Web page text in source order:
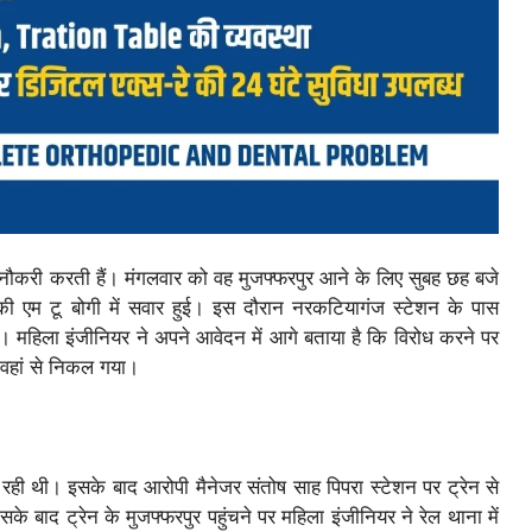
करती हैं। मंगलवार को वह मुजफ्फरपुर आने के लिए सुबह छह बजे
एम टू बोगी में सवार हुई। इस दौरान नरकटियागंज स्टेशन के पास
महिला इंजीनियर ने अपने आवेदन में आगे बताया है कि विरोध करने पर
से निकल गया।
थी। इसके बाद आरोपी मैनेजर संतोष साह पिपरा स्टेशन पर ट्रेन से
बाद ट्रेन के मुजफ्फरपुर पहुंचने पर महिला इंजीनियर ने रेल थाना में